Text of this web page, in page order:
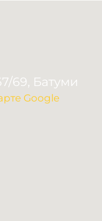
69, Батуми
Google